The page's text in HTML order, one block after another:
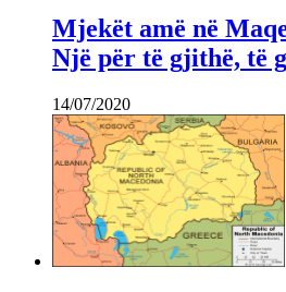
Mjekët amë në
Një për të gjithë, të
14/07/2020